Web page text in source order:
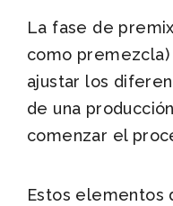
La fase de
como
ajustar los
de una
comenzar el
Estos elementos